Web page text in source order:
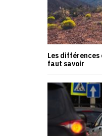
Les différences
faut savoir